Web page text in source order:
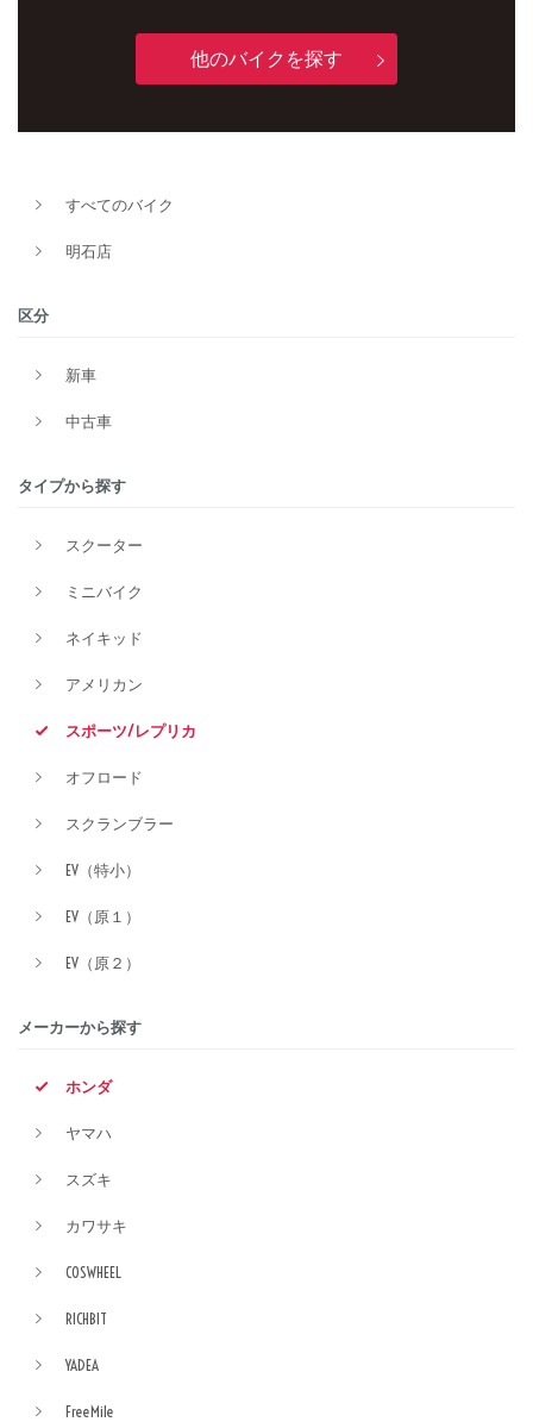
他のバイクを探す
すべてのバイク
明石店
区分
新車
中古車
タイプから探す
スクーター
ミニバイク
ネイキッド
アメリカン
スポーツ/レプリカ
オフロード
スクランブラー
EV（特小）
EV（原１）
EV（原２）
メーカーから探す
ホンダ
ヤマハ
スズキ
カワサキ
COSWHEEL
RICHBIT
YADEA
FreeMile
新車
タイプ
価格